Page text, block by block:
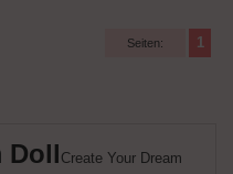
Seiten: 1
Doll Create Your Dream